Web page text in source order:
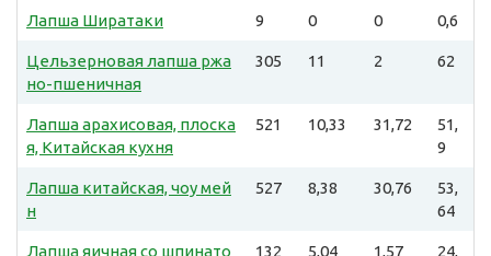
Лапша Ширатаки 9 0 0 0,6
Цельзерновая лапша ржа
но-пшеничная
305 11 2 62
Лапша арахисовая, плоска
я, Китайская кухня
521 10,33 31,72
51,
9
Лапша китайская, чоу мей
н
527 8,38 30,76
53,
64
Лапша яичная со шпинато
132 5,04 1,57
24,